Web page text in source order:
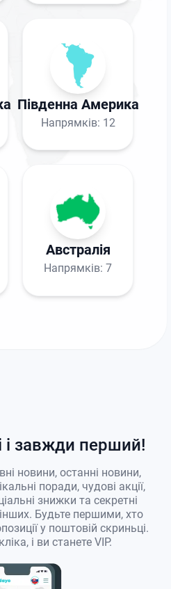
Південна Америка
Напрямків: 12
Австралія
Напрямків: 7
і завжди перший!
новини, останні новини,
поради, чудові акції,
знижки та секретні
Будьте першими, хто
у поштовій скриньці.
і ви станете VIP.